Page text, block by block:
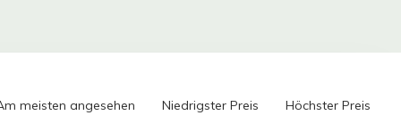
meisten angesehen Niedrigster Preis Höchster Preis